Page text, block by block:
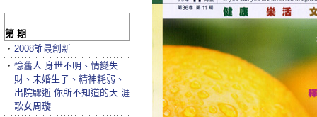
第 期
‧ 2008誰最創新
‧ 憶舊人 身世不明、情變失
財、未婚生子、精神耗弱、
出院驟逝 你所不知道的天 涯
歌女周璇